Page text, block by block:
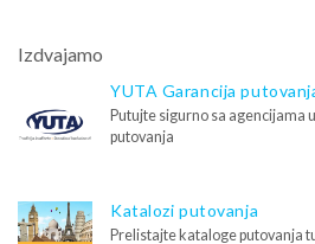
Izdvajamo
YUTA Garancija
Putujte sigurno sa agencijama
putovanja
Katalozi putovanja
Prelistajte kataloge putovanja